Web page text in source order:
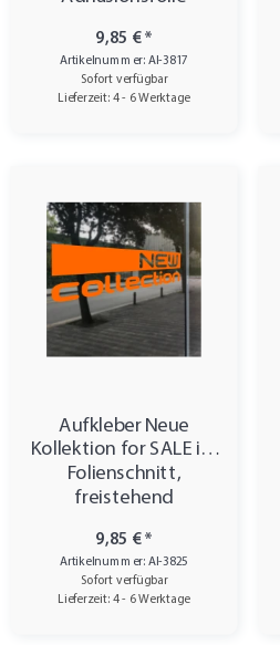
9,85 €*
Artikelnummer: AI-3817
Sofort verfügbar
Lieferzeit: 4 - 6 Werktage
Aufkleber Neue
Kollektion for SALE im
Folienschnitt,
freistehend
9,85 €*
Artikelnummer: AI-3825
Sofort verfügbar
Lieferzeit: 4 - 6 Werktage